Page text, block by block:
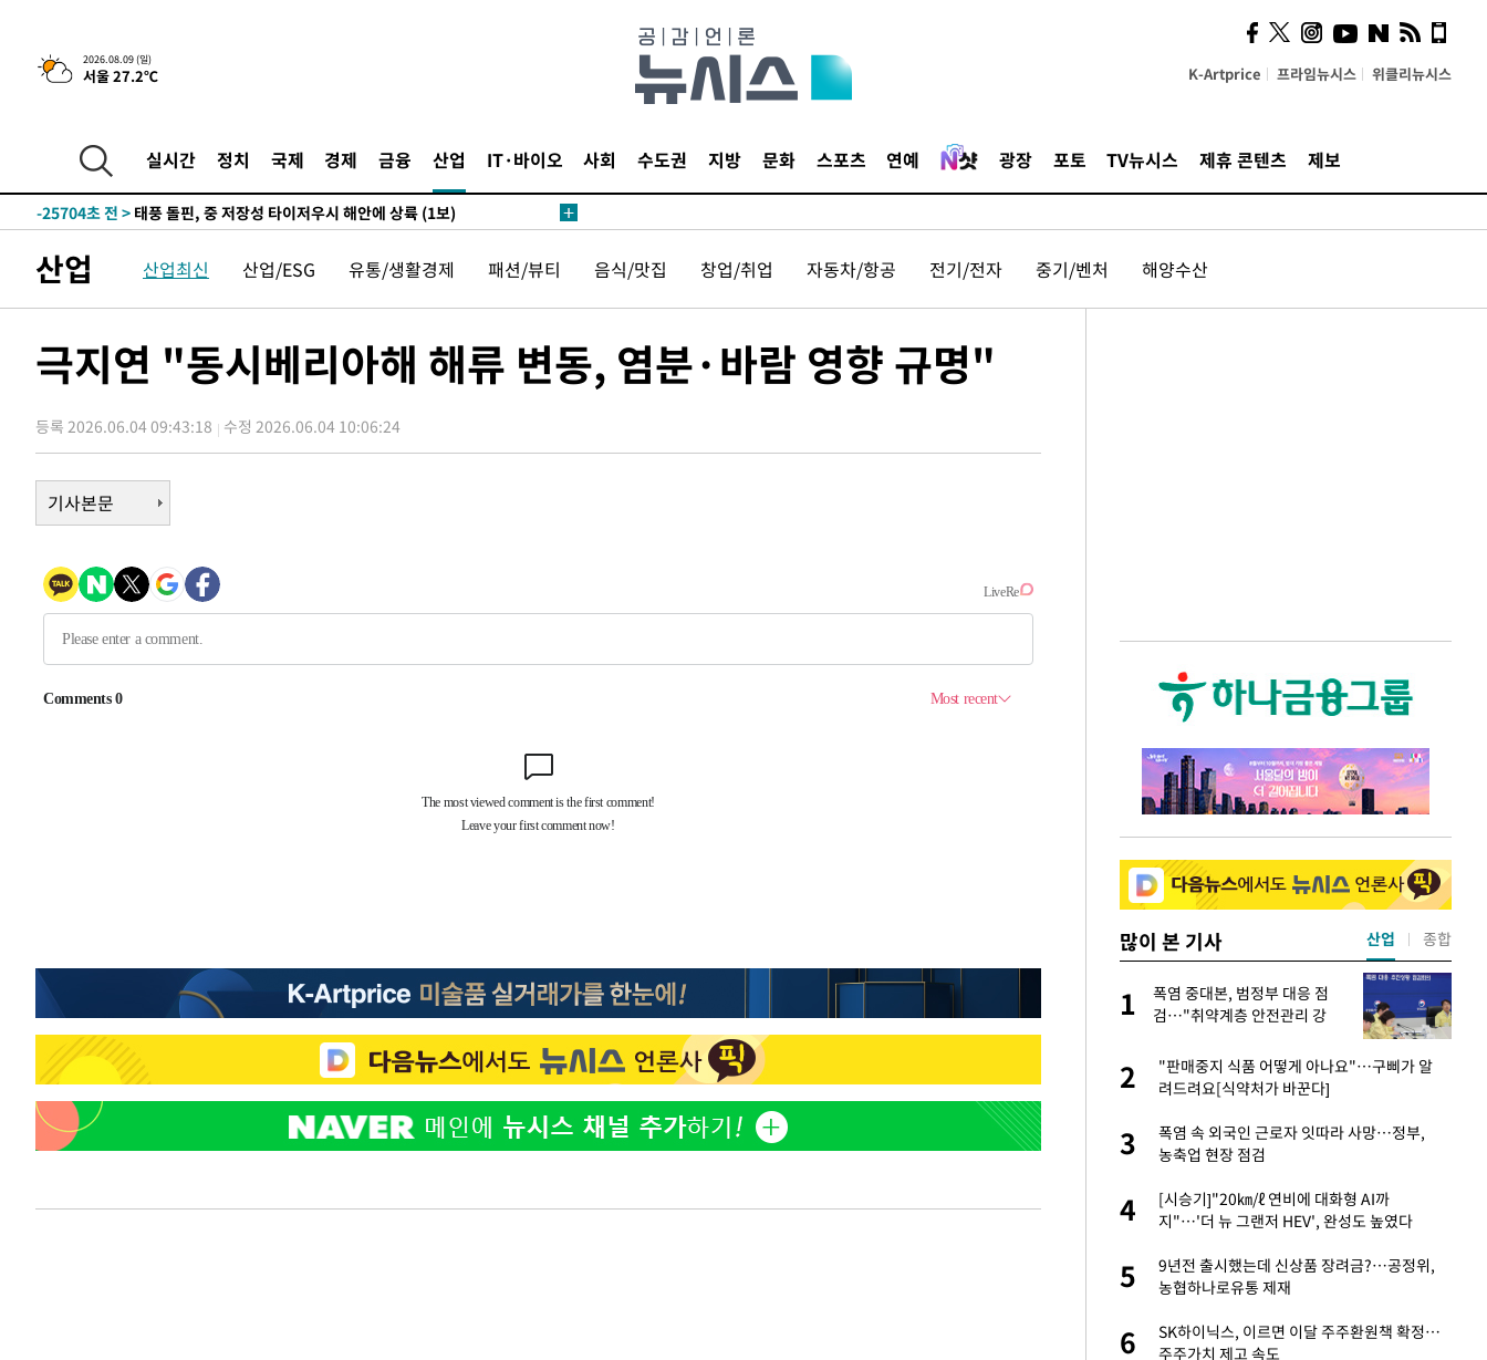
2026.08.09 (일)
서울 27.2℃ K-Artprice 프라임뉴시스 위클리뉴시스
실시간 정치 국제 경제 금융 산업 IT·바이오 사회 수도권 지방 문화 스포츠 연예 광장 포토 TV뉴시스 제휴 콘텐츠 제보
4시간 전 >튀르키예 외무장관, "메카 3국 방위협정은 이란이 목표 아냐 " 밝혀
-32048초 전 > [속보]'AT마드리드 7번' 이강인, 맨시티 상대로 비공식 데뷔전
-26708초 전 >
이강인 ATM 입단식에 '상암벌 들썩'…"세계적인 선수 되길"
-25704초 전 >
-23050초 전 > AT마드리드 데뷔 앞둔 이강인, 맨시티전 선발 대신 '벤치 시작'
44.40%
-21014초 전 >
與 강원·TK 당원투표 합산 김민석 46.01%로 승리…정청래
-20854초 전 >[속보]與전대 권리당원투표…강원·경북 김민석, 대구 정청래 승리
45.71%
-20563초 전 >[속보]與 당대표 경선, 대구 권리당원 투표 정청래 47.82%·김민석
득표
-18278초 전 >"일본축구협회, 대한축구협회 성 접대 의혹 심판 조사"
-10920초 전 >[속보]장은수, KLPGA 제주삼다수 역전 우승…데뷔 10년 차에 첫
정상
-6285초 전 >
-6212초 전 >손흥민, 68분 뛰고 2경기 침묵…LAFC, 톨루카에 1-0 승리(종합)
-4236초 전 > 이강인, 오늘 서울서 AT마드리드 입단식…'전례 없는 특급대우'
2시간 전 >'여긴 20도, 저긴 50도'…열화상 카메라로 본 폭염 저감시설 '온도차'
2시간 전 >콜롬비아 신임 우파 대통령 취임 하루만에 차량폭탄 폭발 사건
-32048초 전 >
태풍 돌핀, 중 저장성 타이저우시 해안에 상륙 (1보)
AT마드리드 데뷔 앞둔 이강인, 맨시티전 선발 대신 '벤치 시작'
45.71%
-20563초 전 >
[속보]與 당대표 경선, 대구 권리당원 투표 정청래 47.82%·김민석
46.35%
-20360초 전 >[속보]與 당대표 경선, 강원 권리당원 투표 김민석 승리…50.30%
득표
-18278초 전 >
"일본축구협회, 대한축구협회 성 접대 의혹 심판 조사"
-10920초 전 >[속보]장은수, KLPGA 제주삼다수 역전 우승…데뷔 10년 차에 첫
정상
-6285초 전 >
"얼마나 더웠으면"…안동 물길공원서 헤엄친 구렁이 '소동'
-6212초 전 >
손흥민, 68분 뛰고 2경기 침묵…LAFC, 톨루카에 1-0 승리(종합)
-4236초 전 >이강인, 오늘 서울서 AT마드리드 입단식…'전례 없는 특급대우'
산업 산업최신 산업/ESG 유통/생활경제 패션/뷰티 음식/맛집 창업/취업 자동차/항공 전기/전자 중기/벤처 해양수산
극지연 "동시베리아해 해류 변동, 염분·바람 영향 규명"
등록 2026.06.04 09:43:18 수정 2026.06.04 10:06:24
기사본문
많이 본 기사
한정수 "황정민 선배만 피
해…떳떳하면 신분 공개하라"
2
격…득점포 재가동 도전
3
이강인, 오늘 서울서 AT마드리드 입단
식…'전례 없는 특급대우'
4
1
폭염 중대본, 범정부 대응 점
검…"취약계층 안전관리 강
2
"판매중지 식품 어떻게 아나요"…구삐가 알
려드려요[식약처가 바꾼다]
3
폭염 속 외국인 근로자 잇따라 사망…정부,
농축업 현장 점검
4
[시승기]"20㎞/ℓ 연비에 대화형 AI까
지"…'더 뉴 그랜저 HEV', 완성도 높였다
5
9년전 출시했는데 신상품 장려금?…공정위,
농협하나로유통 제재
6
SK하이닉스, 이르면 이달 주주환원책 확정…
주주가치 제고 속도
산업 종합